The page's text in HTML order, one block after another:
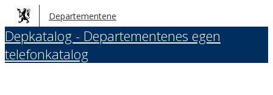
Hopp
til
hovedinnhold
Departementene
Depkatalog - Departementenes egen
telefonkatalog